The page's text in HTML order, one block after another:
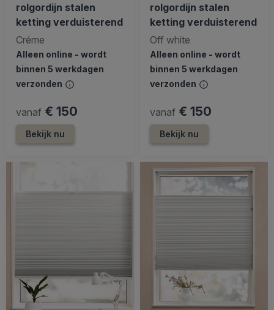
rolgordijn stalen
ketting verduisterend
Créme
Alleen online - wordt
binnen 5 werkdagen
verzonden
vanaf € 150
Bekijk nu
rolgordijn stalen
ketting verduisterend
Off white
Alleen online - wordt
binnen 5 werkdagen
verzonden
vanaf € 150
Bekijk nu